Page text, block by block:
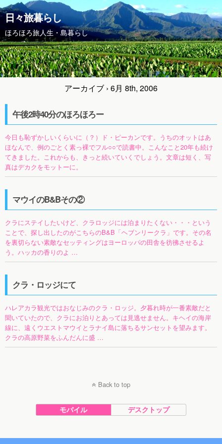
日々旅暮らし
ほろほろ旅人生・島暮らし
アーカイブ › 6月 8th, 2006
午後2時40分のほろほろー
今日も恥ずかしいくらいに（？）ド・ピーカンです。うちのオットはあ
ほなんで、例のごとく素っ裸でフル○○で読書中。こんなこと20年も続け
てきました。これからも、きっと続いていくでしょう。文章は短く、写
真はデカクをモットーに。
マウイのB&Bその②
クラにステイしたいけど、クラロッジには泊まりたくない・・・という
ことで、探し出したのがこちらのB&B「ヘブンリークラ」です。その名
を裏切らない素敵なセッティングはヨーロッパの田舎を彷彿させるよ
う。ハッカの香りのよ …
クラ・ロッジにて
ハレアカラ観光ではおなじみのクラ・ロッジ。夕暮れ時が一番素敵だと
聞いていたので、クラにお泊りとあっては見逃せません。キヘイの海岸
線に、遠くウエストマウイとラナイ島に落ちるサンセットを望みます。
クラの高原野菜をふんだんに盛 …
Back to top
モバイル デスクトップ